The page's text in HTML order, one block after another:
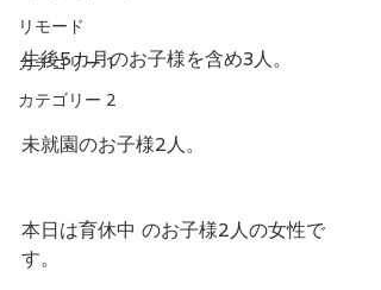
リモード
カテゴリー 1
カテゴリー 2
生後5カ月のお子様を含め3人。
未就園のお子様2人。
本日は育休中 のお子様2人の女性で
す。